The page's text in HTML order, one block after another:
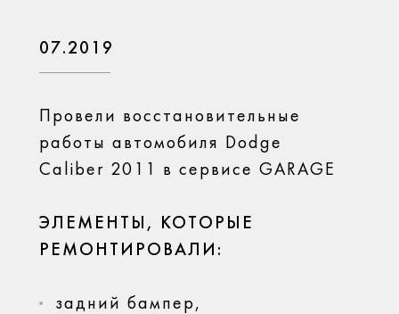
07.2019
Провели восстановительные
работы автомобиля Dodge
Caliber 2011 в сервисе GARAGE
ЭЛЕМЕНТЫ, КОТОРЫЕ
РЕМОНТИРОВАЛИ:
задний бампер,